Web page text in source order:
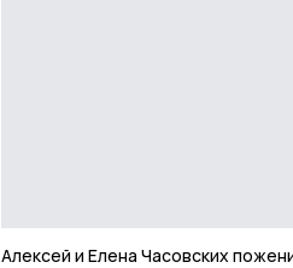
Алексей и Елена Часовских